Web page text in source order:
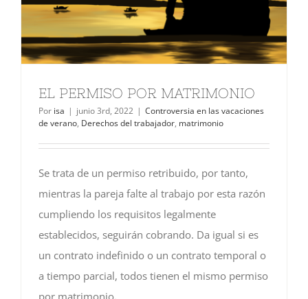
EL PERMISO POR MATRIMONIO
Por isa | junio 3rd, 2022 | Controversia en las vacaciones
de verano, Derechos del trabajador, matrimonio
Se trata de un permiso retribuido, por tanto,
mientras la pareja falte al trabajo por esta razón
cumpliendo los requisitos legalmente
establecidos, seguirán cobrando. Da igual si es
un contrato indefinido o un contrato temporal o
a tiempo parcial, todos tienen el mismo permiso
por matrimonio.